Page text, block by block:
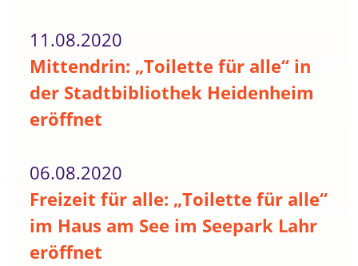
11.08.2020
Mittendrin: „Toilette für alle“ in
der Stadtbibliothek Heidenheim
eröffnet
06.08.2020
Freizeit für alle: „Toilette für alle“
im Haus am See im Seepark Lahr
eröffnet